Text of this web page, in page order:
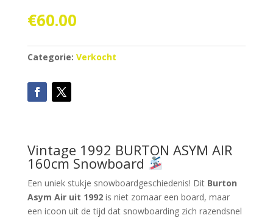
€60.00
Categorie: Verkocht
Vintage 1992 BURTON ASYM AIR
160cm Snowboard
Een uniek stukje snowboardgeschiedenis! Dit Burton
Asym Air uit 1992is niet zomaar een board, maar
een icoon uit de tijd dat snowboarding zich razendsnel